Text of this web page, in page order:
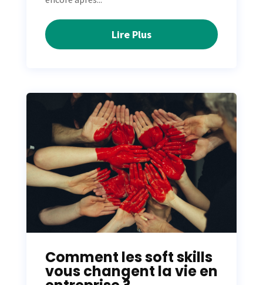
Lire Plus
Comment les soft skills
vous changent la vie en